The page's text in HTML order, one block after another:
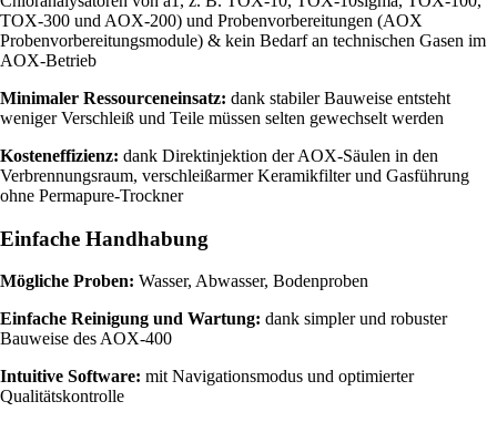
TOX-300 und AOX-200) und Probenvorbereitungen (AOX
Probenvorbereitungsmodule) & kein Bedarf an technischen Gasen im
AOX-Betrieb
Minimaler Ressourceneinsatz: dank stabiler Bauweise entsteht
weniger Verschleiß und Teile müssen selten gewechselt werden
Kosteneffizienz: dank Direktinjektion der AOX-Säulen in den
Verbrennungsraum, verschleißarmer Keramikfilter und Gasführung
ohne Permapure-Trockner
Einfache Handhabung
Mögliche Proben: Wasser, Abwasser, Bodenproben
Einfache Reinigung und Wartung: dank simpler und robuster
Bauweise des AOX-400
Intuitive Software: mit Navigationsmodus und optimierter
Qualitätskontrolle